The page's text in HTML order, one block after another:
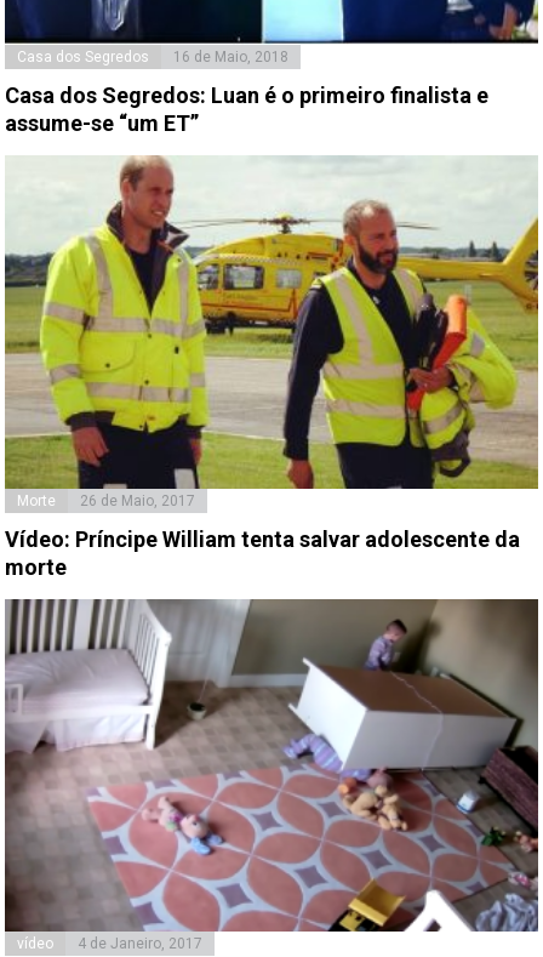
Casa dos Segredos 16 de Maio, 2018
Casa dos Segredos: Luan é o primeiro finalista e
assume-se “um ET”
Morte 26 de Maio, 2017
Vídeo: Príncipe William tenta salvar adolescente da
morte
vídeo 4 de Janeiro, 2017